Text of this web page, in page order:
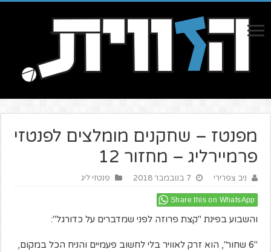
מפנטז – שחקנים מומלצים לפנטזי
פרמיירליג – מחזור 12
ניב צפרירי 7 בנובמבר 2018 פנטזי ליג
Share this on WhatsApp
והשבוע בפינת "קצת פרוזה לפני שמדברים על כדורגל":
"6 שחור", הוא זרק לאוויר בלי לחשוב פעמיים והניח הכל במקום,